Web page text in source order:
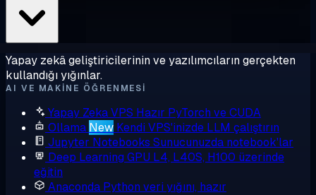
Yapay zekâ geliştiricilerinin ve yazılımcıların gerçekten
kullandığı yığınlar.
AI VE MAKINE ÖĞRENMESI
Yapay Zeka VPS Hazır PyTorch ve CUDA
Ollama New Kendi VPS'inizde LLM çalıştırın
Jupyter Notebooks Sunucunuzda notebook'lar
Deep Learning GPU L4, L40S, H100 üzerinde
eğitin
Anaconda Python veri yığını, hazır